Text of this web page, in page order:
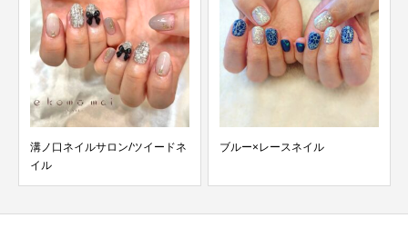
ブルー×レースネイル
溝ノ口ネイルサロン/クッキーネ